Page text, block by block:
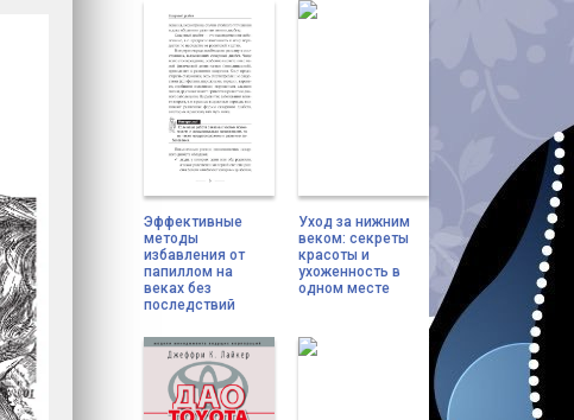
Эффективные
методы
избавления от
папиллом на
веках без
последствий
Уход за нижним
веком: секреты
красоты и
ухоженность в
одном месте